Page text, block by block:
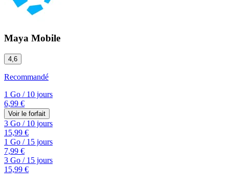
Maya Mobile
4,6
Recommandé
1 Go /10 jours
6,99 €
Voir le forfait
3 Go /10 jours
15,99 €
1 Go /15 jours
7,99 €
3 Go /15 jours
15,99 €